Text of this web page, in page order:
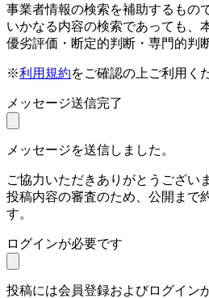
事業者情報の検索を補助するもの
いかなる内容の検索であっても、
優劣評価・断定的判断・専門的判
※利用規約をご確認の上ご利用く
メッセージ送信完了
メッセージを送信しました。
ご協力いただきありがとうござい
投稿内容の審査のため、公開まで
す。
ログインが必要です
投稿には会員登録およびログイン